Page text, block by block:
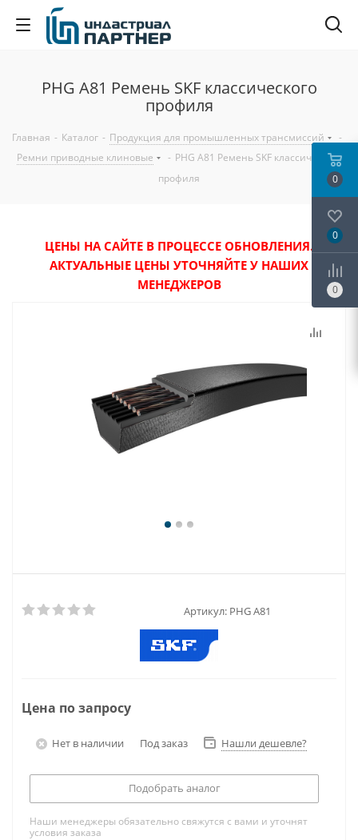
PHG A81 Ремень SKF классического
профиля
Главная - Каталог - Продукция для промышленных трансмиссий
-
Ремни приводные клиновые
- PHG A81 Ремень SKF классического
профиля
ЦЕНЫ НА САЙТЕ В ПРОЦЕССЕ ОБНОВЛЕНИЯ.
АКТУАЛЬНЫЕ ЦЕНЫ УТОЧНЯЙТЕ У НАШИХ
МЕНЕДЖЕРОВ
Артикул: PHG A81
Цена по запросу
Нет в наличии Под заказ Нашли дешевле?
Подобрать аналог
Наши менеджеры обязательно свяжутся с вами и уточнят
условия заказа
0
0
0